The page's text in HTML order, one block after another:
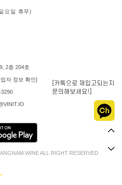
요일 휴무)
2층 204호
자 정보 확인]
ALL RIGHT RESERVED
[카톡으로 재입고되는지
문의해보세요!]